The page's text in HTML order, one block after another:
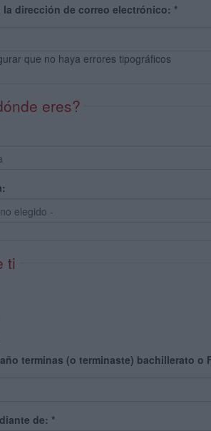
la dirección de correo electrónico: *
que no haya errores tipográficos
eres?
ti
terminas (o terminaste) bachillerato o
de: *